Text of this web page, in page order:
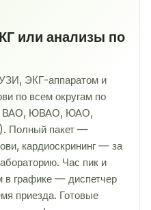
или анализы по
ЭКГ-аппаратом и
по всем округам по
ВАО, ЮВАО, ЮАО,
пакет —
кардиоскрининг — за
Час пик и
в графике — диспетчер
приезда. Готовые